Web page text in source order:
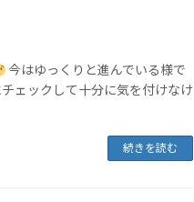
今はゆっくりと進んでいる様で
ェックして十分に気を付けなけ
続きを読む